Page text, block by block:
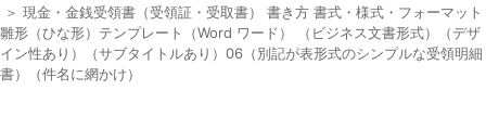
＞ 現金・金銭受領書（受領証・受取書） 書き方 書式・様式・フォーマット
雛形（ひな形）テンプレート（Word ワード） （ビジネス文書形式）（デザ
イン性あり）（サブタイトルあり）06（別記が表形式のシンプルな受領明細
書）（件名に網かけ）